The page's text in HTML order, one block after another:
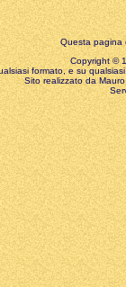
Questa pagina
Copyright ©
formato, e su
Sito realizzato da